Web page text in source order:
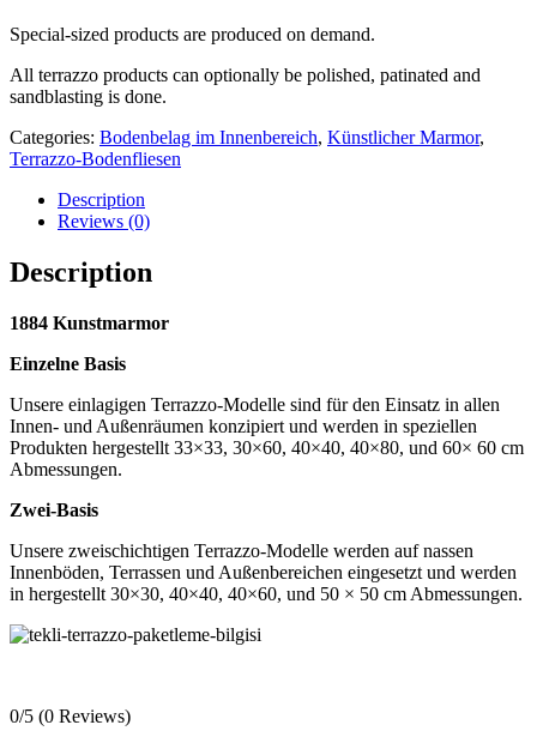
Special-sized products are produced on demand.
All terrazzo products can optionally be polished, patinated and
sandblasting is done.
Categories: Bodenbelag im Innenbereich, Künstlicher Marmor,
Terrazzo-Bodenfliesen
Description
Reviews (0)
Description
1884 Kunstmarmor
Einzelne Basis
Unsere einlagigen Terrazzo-Modelle sind für den Einsatz in allen
Innen- und Außenräumen konzipiert und werden in speziellen
Produkten hergestellt 33×33, 30×60, 40×40, 40×80, und 60× 60 cm
Abmessungen.
Zwei-Basis
Unsere zweischichtigen Terrazzo-Modelle werden auf nassen
Innenböden, Terrassen und Außenbereichen eingesetzt und werden
in hergestellt 30×30, 40×40, 40×60, und 50 × 50 cm Abmessungen.
0/5 (0 Reviews)